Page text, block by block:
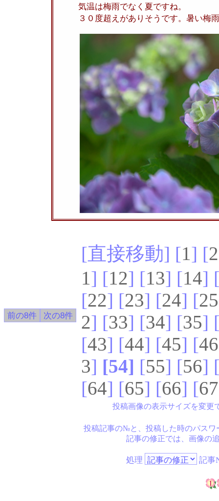
気温は梅雨でなく夏ですね。
３０度超えがありそうです。暑い梅
[直接移動] [1] [2
1] [12] [13] [14]
[22] [23] [24] [25
2] [33] [34] [35]
[43] [44] [45] [46
3] [54] [55] [56]
[64] [65] [66] [67
投稿画像の表示サイズを変更
投稿記事の№と、投稿した時のパスワ
記事の修正では、画像の
処理 記事